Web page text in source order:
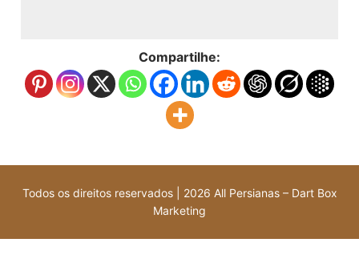
Compartilhe:
Todos os direitos reservados | 2026 All Persianas – Dart Box
Marketing